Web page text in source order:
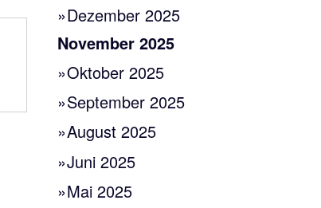
Dezember 2025
November 2025
Oktober 2025
September 2025
August 2025
Juni 2025
Mai 2025